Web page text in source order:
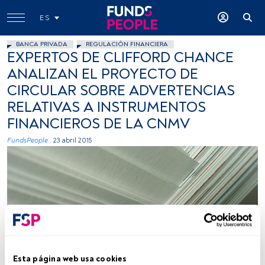
Esta página web usa cookies
ES
BANCA PRIVADA REGULACIÓN FINANCIERA
EXPERTOS DE CLIFFORD CHANCE
ANALIZAN EL PROYECTO DE
CIRCULAR SOBRE ADVERTENCIAS
RELATIVAS A INSTRUMENTOS
FINANCIEROS DE LA CNMV
FundsPeople . 23 abril 2015